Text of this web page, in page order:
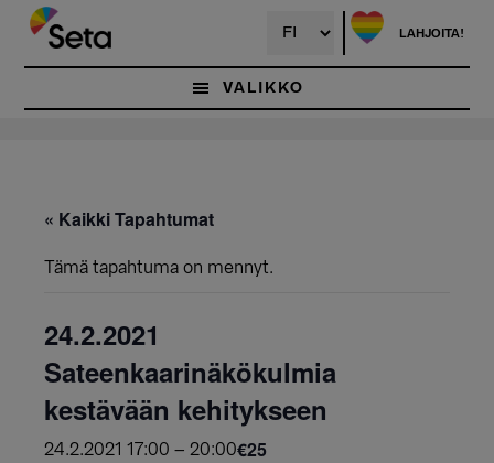
Hyppää
pääsisältöön
LAHJOITA!
VALIKKO
« Kaikki Tapahtumat
Tämä tapahtuma on mennyt.
24.2.2021
Sateenkaarinäkökulmia
kestävään kehitykseen
24.2.2021 17:00 – 20:00€25